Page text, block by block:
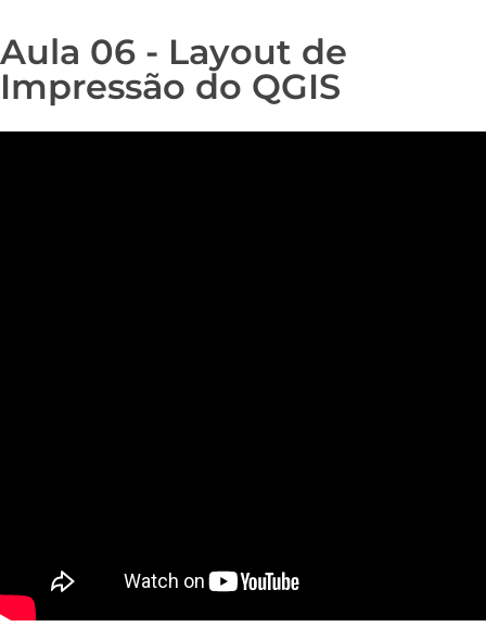
Aula 06 - Layout de
Impressão do QGIS